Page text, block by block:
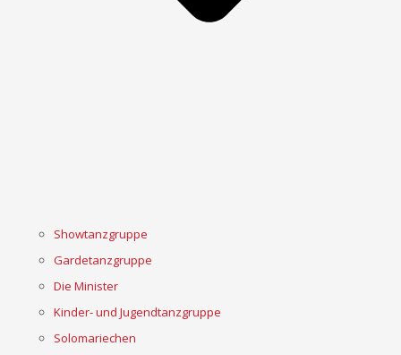
Showtanzgruppe
Gardetanzgruppe
Die Minister
Kinder- und Jugendtanzgruppe
Solomariechen